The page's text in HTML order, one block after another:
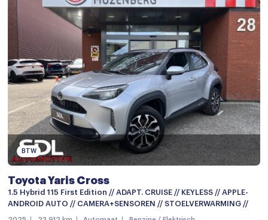
Stuurwiel multifunctioneel
12Volt aansluiting
Achterbank in delen neerklapbaar
Airco
Armsteun
Armsteun achter
Armsteun voor
Bestuurdersstoel in hoogte verstelbaar
Binnenspiegel automatisch dimmend
Boordcomputer
BTW
Toyota Yaris Cross
1.5 Hybrid 115 First Edition // ADAPT. CRUISE // KEYLESS // APPLE-
ANDROID AUTO // CAMERA+SENSOREN // STOELVERWARMING //